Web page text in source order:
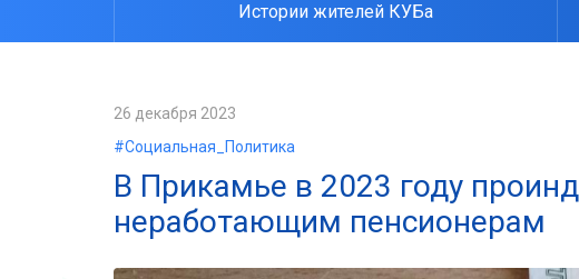
Истории жителей КУБа
26 декабря 2023
#Социальная_Политика
В Прикамье в 2023 году
неработающим пенсионерам